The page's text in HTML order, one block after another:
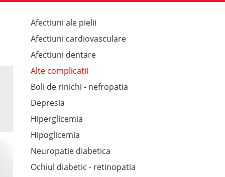
Afectiuni ale pielii
Afectiuni cardiovasculare
Afectiuni dentare
Alte complicatii
Boli de rinichi - nefropatia
Depresia
Hiperglicemia
Hipoglicemia
Neuropatie diabetica
Ochiul diabetic - retinopatia